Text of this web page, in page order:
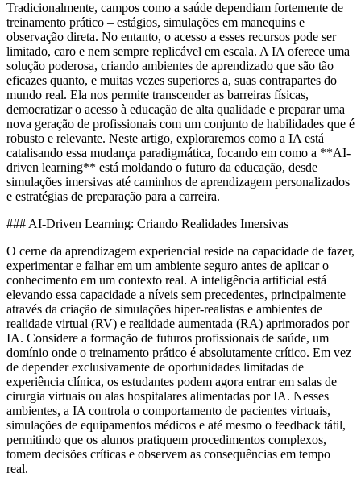
Tradicionalmente, campos como a saúde dependiam fortemente de
treinamento prático – estágios, simulações em manequins e
observação direta. No entanto, o acesso a esses recursos pode ser
limitado, caro e nem sempre replicável em escala. A IA oferece uma
solução poderosa, criando ambientes de aprendizado que são tão
eficazes quanto, e muitas vezes superiores a, suas contrapartes do
mundo real. Ela nos permite transcender as barreiras físicas,
democratizar o acesso à educação de alta qualidade e preparar uma
nova geração de profissionais com um conjunto de habilidades que é
robusto e relevante. Neste artigo, exploraremos como a IA está
catalisando essa mudança paradigmática, focando em como a **AI-
driven learning** está moldando o futuro da educação, desde
simulações imersivas até caminhos de aprendizagem personalizados
e estratégias de preparação para a carreira.
### AI-Driven Learning: Criando Realidades Imersivas
O cerne da aprendizagem experiencial reside na capacidade de fazer,
experimentar e falhar em um ambiente seguro antes de aplicar o
conhecimento em um contexto real. A inteligência artificial está
elevando essa capacidade a níveis sem precedentes, principalmente
através da criação de simulações hiper-realistas e ambientes de
realidade virtual (RV) e realidade aumentada (RA) aprimorados por
IA. Considere a formação de futuros profissionais de saúde, um
domínio onde o treinamento prático é absolutamente crítico. Em vez
de depender exclusivamente de oportunidades limitadas de
experiência clínica, os estudantes podem agora entrar em salas de
cirurgia virtuais ou alas hospitalares alimentadas por IA. Nesses
ambientes, a IA controla o comportamento de pacientes virtuais,
simulações de equipamentos médicos e até mesmo o feedback tátil,
permitindo que os alunos pratiquem procedimentos complexos,
tomem decisões críticas e observem as consequências em tempo
real.